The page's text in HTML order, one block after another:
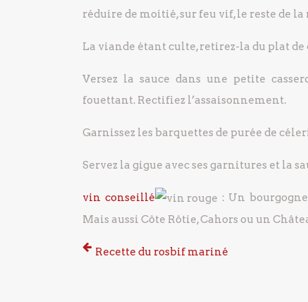
réduire de moitié, sur feu vif, le reste de
La viande étant culte, retirez-la du plat
Versez la sauce dans une petite
fouettant. Rectifiez l’assaisonnement.
Garnissez les barquettes de purée de
Servez la gigue avec ses garnitures et la
vin conseillé
: Un
Mais aussi Côte Rôtie, Cahors ou un
Recette du rosbif mariné